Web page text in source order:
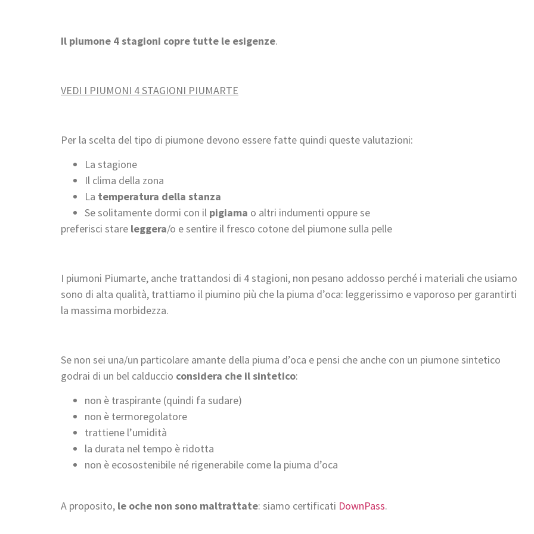
Il piumone 4 stagioni copre tutte le esigenze.
VEDI I PIUMONI 4 STAGIONI PIUMARTE
Per la scelta del tipo di piumone devono essere fatte quindi queste valutazioni:
La stagione
Il clima della zona
La temperatura della stanza
Se solitamente dormi con il pigiama o altri indumenti oppure se
preferisci stare leggera/o e sentire il fresco cotone del piumone sulla pelle
I piumoni Piumarte, anche trattandosi di 4 stagioni, non pesano addosso perché i materiali che usiamo
sono di alta qualità, trattiamo il piumino più che la piuma d’oca: leggerissimo e vaporoso per garantirti
la massima morbidezza.
Se non sei una/un particolare amante della piuma d’oca e pensi che anche con un piumone sintetico
godrai di un bel calduccio considera che il sintetico:
non è traspirante (quindi fa sudare)
non è termoregolatore
trattiene l’umidità
la durata nel tempo è ridotta
non è ecosostenibile né rigenerabile come la piuma d’oca
A proposito, le oche non sono maltrattate: siamo certificati DownPass.